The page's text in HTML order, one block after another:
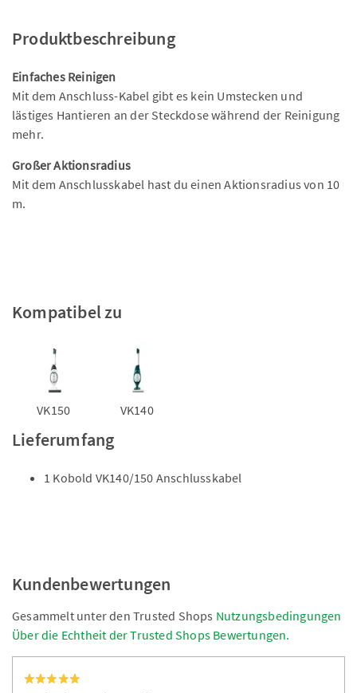
Produktbeschreibung
Einfaches Reinigen
Mit dem Anschluss-Kabel gibt es kein Umstecken und
lästiges Hantieren an der Steckdose während der Reinigung
mehr.
Großer Aktionsradius
Mit dem Anschlusskabel hast du einen Aktionsradius von 10
m.
Kompatibel zu
VK150 VK140
Lieferumfang
1 Kobold VK140/150 Anschlusskabel
Kundenbewertungen
Gesammelt unter den Trusted Shops Nutzungsbedingungen
Über die Echtheit der Trusted Shops Bewertungen.